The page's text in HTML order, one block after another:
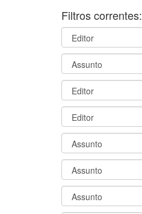
Filtros correntes: